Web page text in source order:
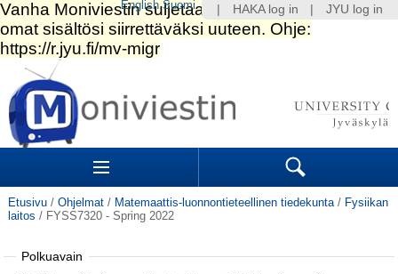
Siirry
sisältöön.
|
Siirry
navigointiin
Sections Search
Etusivu / Ohjelmat / Matemaattis-luonnontieteellinen tiedekunta / Fysiikan
laitos / FYSS7320 - Spring 2022
Polkuavain
HAKA log in JYU log in
English Suomi